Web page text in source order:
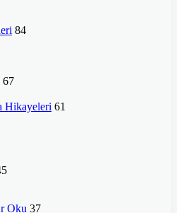
84
67
Hikayeleri 61
Oku 37